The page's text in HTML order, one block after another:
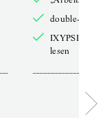
double-
lesen